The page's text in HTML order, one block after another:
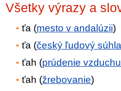
Všetky výrazy a
ťa (mesto v andalúzii)
ťa (český ľudový
ťah (prúdenie vzduchu
ťah (žrebovanie)